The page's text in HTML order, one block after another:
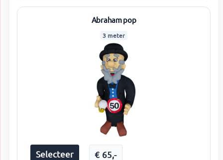
Abraham pop
3 meter
Selecteer € 65,-